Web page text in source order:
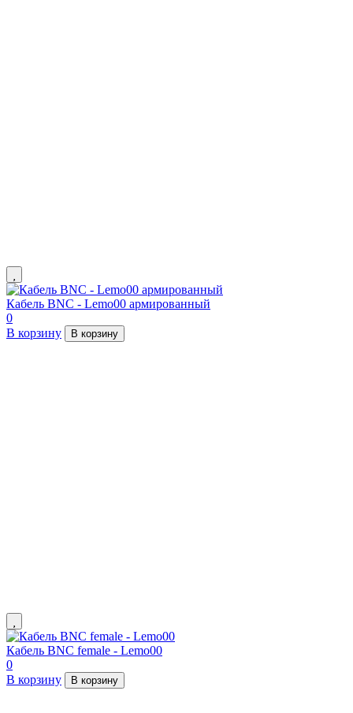
Кабель BNC - Lemo00 армированный
0
В корзину
В корзину
Кабель BNC female - Lemo00
0
В корзину
В корзину